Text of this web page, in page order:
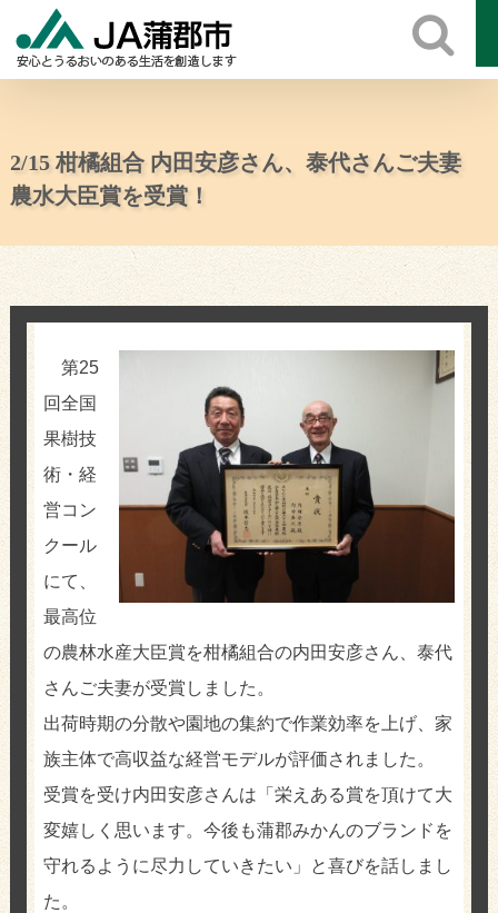
2/15 柑橘組合 内田安彦さん、泰代さんご夫妻
農水大臣賞を受賞！
第25
回全国
果樹技
術・経
営コン
クール
にて、
最高位
の農林水産大臣賞を柑橘組合の内田安彦さん、泰代
さんご夫妻が受賞しました。
出荷時期の分散や園地の集約で作業効率を上げ、家
族主体で高収益な経営モデルが評価されました。
受賞を受け内田安彦さんは「栄えある賞を頂けて大
変嬉しく思います。今後も蒲郡みかんのブランドを
守れるように尽力していきたい」と喜びを話しまし
た。